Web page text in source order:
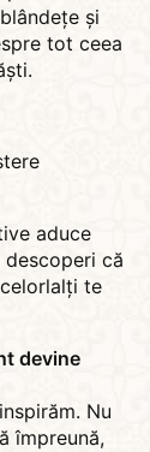
și
tot ceea
aduce
că
te
devine
Nu
împreună,